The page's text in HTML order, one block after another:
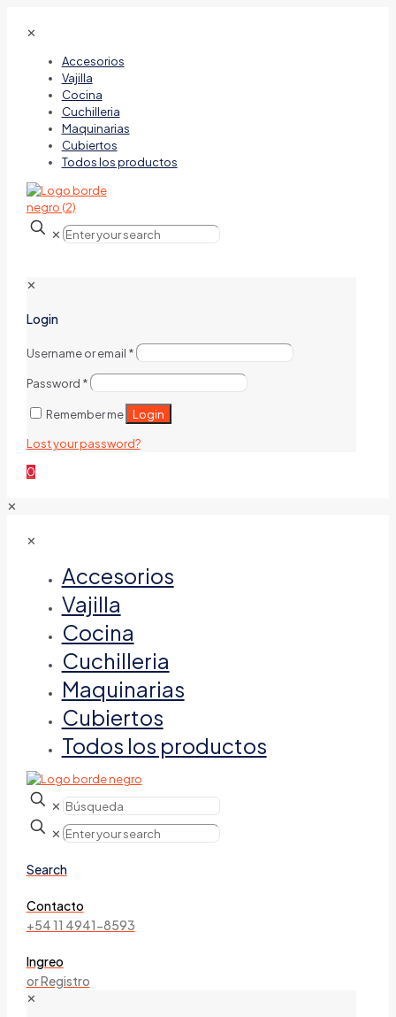
✕
Accesorios
Vajilla
Cocina
Cuchilleria
Maquinarias
Cubiertos
Todos los productos
✕
✕
Login
Username or email *
Password *
Remember me Login
Lost your password?
0
✕
✕
Accesorios
Vajilla
Cocina
Cuchilleria
Maquinarias
Cubiertos
Todos los productos
✕
✕
Search
Contacto
+54 11 4941-8593
Ingreo
or Registro
✕